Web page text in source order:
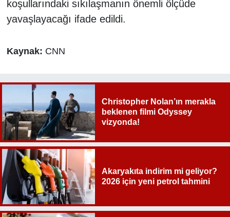
koşullarındaki sıkılaşmanın önemli ölçüde
yavaşlayacağı ifade edildi.
Kaynak: CNN
Christopher Nolan’ın merakla
beklenen filmi Odyssey
vizyonda!
Akaryakıta indirim mi geliyor?
2026 için yeni petrol tahmini